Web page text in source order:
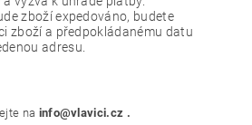
zboží expedováno, budete
zboží a předpokládanému datu
adresu.
na info@vlavici.cz .